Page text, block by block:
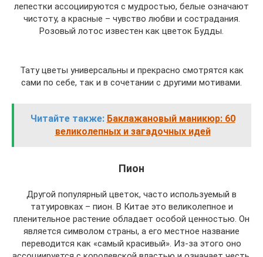
лепестки ассоциируются с мудростью, белые означают
чистоту, а красные – чувство любви и сострадания.
Розовый лотос известен как цветок Будды.
Тату цветы универсальны и прекрасно смотрятся как
сами по себе, так и в сочетании с другими мотивами.
Читайте также: Баклажановый маникюр: 60
великолепных и загадочных идей
Пион
Другой популярный цветок, часто используемый в
татуировках – пион. В Китае это великолепное и
пленительное растение обладает особой ценностью. Он
является символом страны, а его местное название
переводится как «самый красивый». Из-за этого оно